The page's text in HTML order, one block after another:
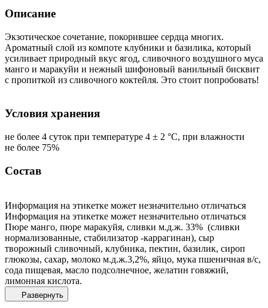
Описание
Экзотическое сочетание, покорившее сердца многих.
Ароматный слой из компоте клубники и базилика, который
усиливает природный вкус ягод, сливочного воздушного муса
манго и маракуйи и нежный шифоновый ванильный бисквит
с пропиткой из сливочного коктейля. Это стоит попробовать!
Условия хранения
не более 4 суток при температуре 4 ± 2 °С, при влажности
не более 75%
Состав
Информация на этикетке может незначительно отличаться
Информация на этикетке может незначительно отличаться
Пюре манго, пюре маракуйя, сливки м.д.ж. 33% (сливки
нормализованные, стабилизатор -каррагинан), сыр
творожный сливочный, клубника, пектин, базилик, сироп
глюкозы, сахар, молоко м.д.ж.3,2%, яйцо, мука пшеничная в/с,
сода пищевая, масло подсолнечное, желатин говяжий,
лимонная кислота.
Развернуть